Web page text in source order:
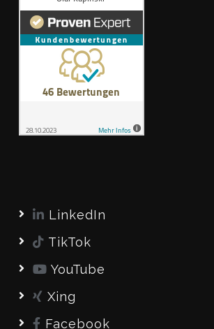
LinkedIn
TikTok
YouTube
Xing
Facebook